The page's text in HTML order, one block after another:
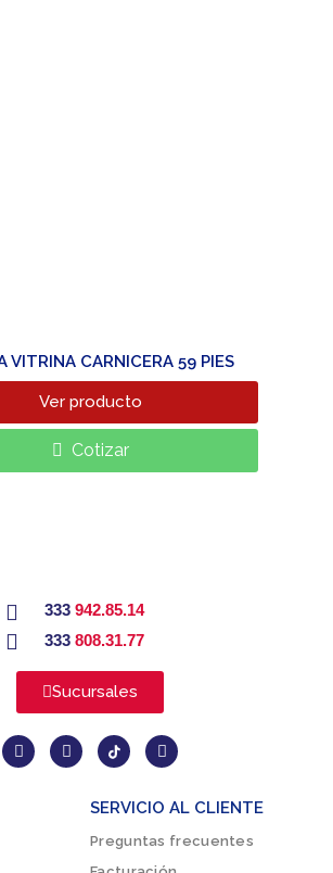
VITRINA CARNICERA 59 PIES
Ver producto
Cotizar
333 942.85.14
333 808.31.77
Sucursales
SERVICIO AL CLIENTE
Preguntas frecuentes